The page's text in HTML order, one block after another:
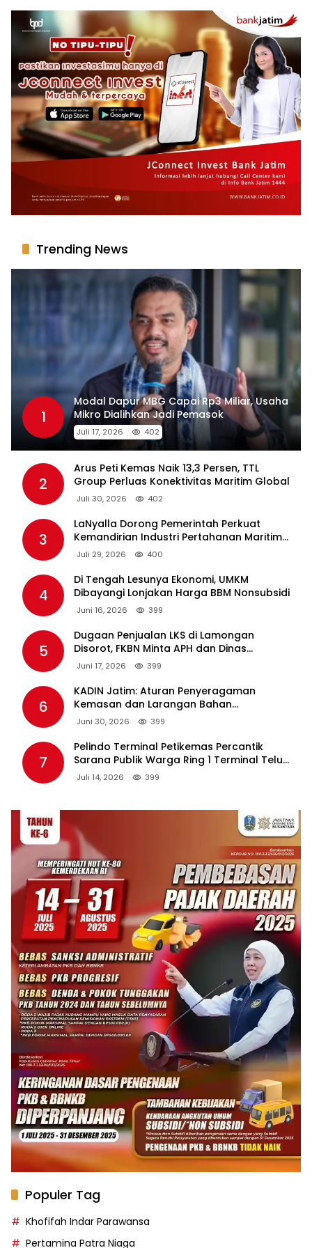
Trending News
1
Modal Dapur MBG Capai Rp3 Miliar, Usaha
Mikro Dialihkan Jadi Pemasok
Juli 17, 2026 402
2
Arus Peti Kemas Naik 13,3 Persen, TTL
Group Perluas Konektivitas Maritim Global
Juli 30, 2026 402
3
LaNyalla Dorong Pemerintah Perkuat
Kemandirian Industri Pertahanan Maritim
Lewat PT PAL
Juli 29, 2026 400
4
Di Tengah Lesunya Ekonomi, UMKM
Dibayangi Lonjakan Harga BBM Nonsubsidi
Juni 16, 2026 399
5
Dugaan Penjualan LKS di Lamongan
Disorot, FKBN Minta APH dan Dinas
Pendidikan Bertindak Tegas.
Juni 17, 2026 399
6
KADIN Jatim: Aturan Penyeragaman
Kemasan dan Larangan Bahan
Tambahan Berpotensi Ganggu Industri
Juni 30, 2026 399
7
Pelindo Terminal Petikemas Percantik
Sarana Publik Warga Ring 1 Terminal Teluk
Lamong Lewat Program TJSL
Juli 14, 2026 399
Populer Tag
Khofifah Indar Parawansa
Pertamina Patra Niaga